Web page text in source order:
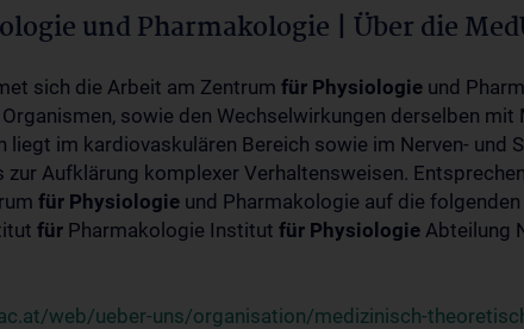
und Pharmakologie | Über die
sich die Arbeit am Zentrum für Physiologie und
sowie den Wechselwirkungen derselben
liegt im kardiovaskulären Bereich sowie im Nerven- und
zur Aufklärung komplexer Verhaltensweisen.
für Physiologie und Pharmakologie auf die
für Pharmakologie Institut für Physiologie Abteilung
web/ueber-uns/organisation/medizinisch-